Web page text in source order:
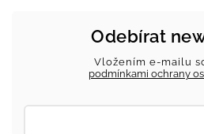
Odebírat
Vložením e-mailu
podmínkami ochrany